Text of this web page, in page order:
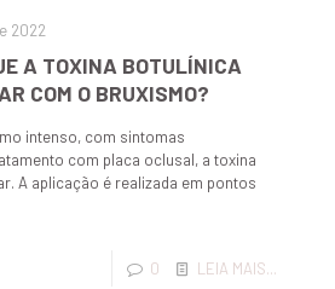
2022
A TOXINA BOTULÍNICA
COM O BRUXISMO?
intenso, com sintomas
com placa oclusal, a toxina
A aplicação é realizada em pontos
0 LEIA MAIS...